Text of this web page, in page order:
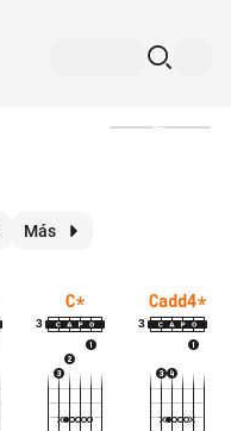
Más
C*
3
Cadd4*
3